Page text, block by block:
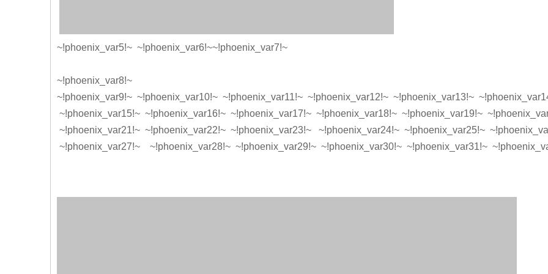
~!phoenix_var5!~ ~!phoenix_var6!~~!phoenix_var7!~
~!phoenix_var8!~
~!phoenix_var9!~ ~!phoenix_var10!~ ~!phoenix_var11!~ ~!phoenix_var12!~ ~!phoenix_var13!~
~!phoenix_var15!~ ~!phoenix_var16!~ ~!phoenix_var17!~ ~!phoenix_var18!~ ~!phoenix_var19!~
~!phoenix_var21!~ ~!phoenix_var22!~ ~!phoenix_var23!~ ~!phoenix_var24!~ ~!phoenix_var25!~
~!phoenix_var27!~ ~!phoenix_var28!~ ~!phoenix_var29!~ ~!phoenix_var30!~ ~!phoenix_var31!~